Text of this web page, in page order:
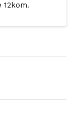
12kom.